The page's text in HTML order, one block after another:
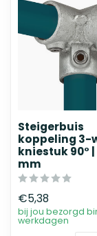
Steigerbuis
koppeling 3-
kniestuk 90° |
mm
€5,38
bij jou bezorgd
werkdagen